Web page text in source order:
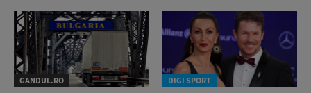
GANDUL.RO DIGI SPORT